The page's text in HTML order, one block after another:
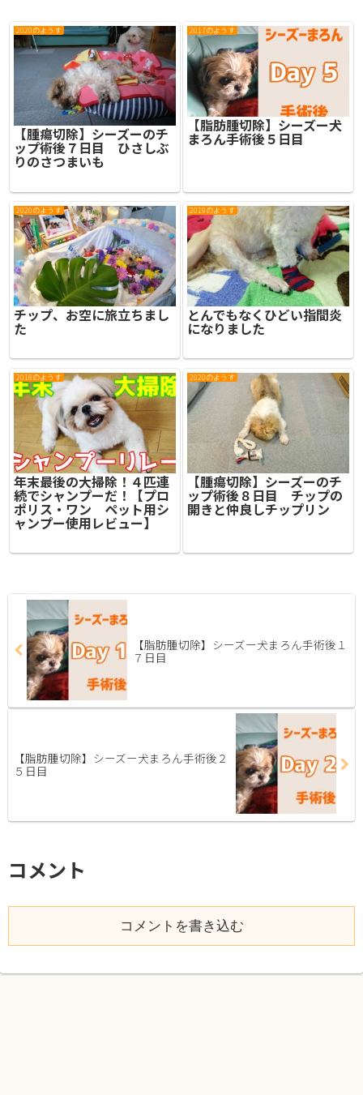
2020のようす
【腫瘍切除】シーズーのチ
ップ術後７日目 ひさしぶ
りのさつまいも
2017のようす
【脂肪腫切除】シーズー犬
まろん手術後５日目
2020のようす
チップ、お空に旅立ちまし
た
2019のようす
とんでもなくひどい指間炎
になりました
2018のようす
年末最後の大掃除！４匹連
続でシャンプーだ！【プロ
ポリス・ワン ペット用シ
ャンプー使用レビュー】
2020のようす
【腫瘍切除】シーズーのチ
ップ術後８日目 チップの
開きと仲良しチップリン
【脂肪腫切除】シーズー犬まろん手術後１
７日目
【脂肪腫切除】シーズー犬まろん手術後２
５日目
コメント
コメントを書き込む